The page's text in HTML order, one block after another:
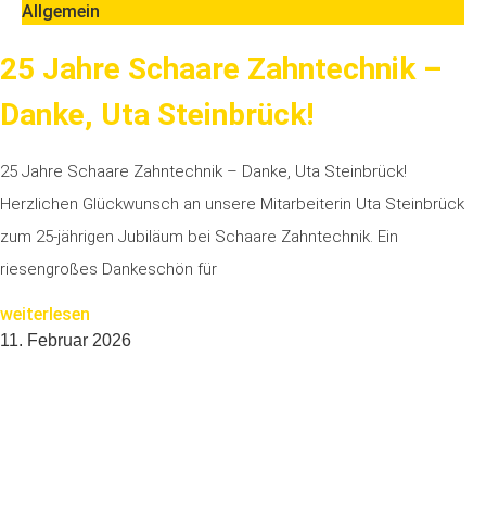
Allgemein
25 Jahre Schaare Zahntechnik –
Danke, Uta Steinbrück!
25 Jahre Schaare Zahntechnik – Danke, Uta Steinbrück!
Herzlichen Glückwunsch an unsere Mitarbeiterin Uta Steinbrück
zum 25‑jährigen Jubiläum bei Schaare Zahntechnik. Ein
riesengroßes Dankeschön für
weiterlesen
11. Februar 2026